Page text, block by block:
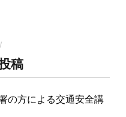
稿
の方による交通安全講